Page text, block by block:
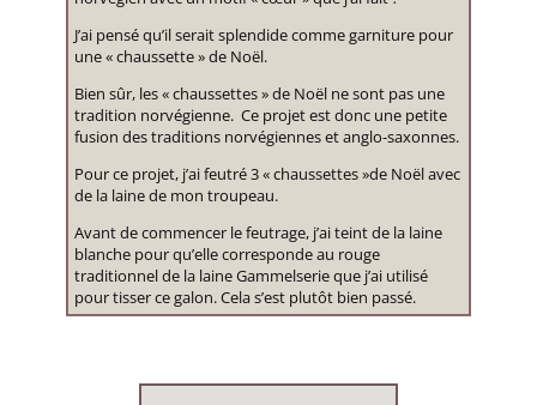
J’ai pensé qu’il serait splendide comme garniture pour
une « chaussette » de Noël.
Bien sûr, les « chaussettes » de Noël ne sont pas une
tradition norvégienne. Ce projet est donc une petite
fusion des traditions norvégiennes et anglo-saxonnes.
Pour ce projet, j’ai feutré 3 « chaussettes »de Noël avec
de la laine de mon troupeau.
Avant de commencer le feutrage, j’ai teint de la laine
blanche pour qu’elle corresponde au rouge
traditionnel de la laine Gammelserie que j’ai utilisé
pour tisser ce galon. Cela s’est plutôt bien passé.